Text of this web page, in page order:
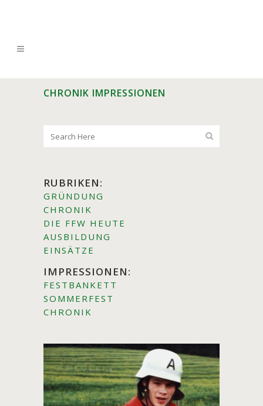
CHRONIK IMPRESSIONEN
RUBRIKEN:
GRÜNDUNG
CHRONIK
DIE FFW HEUTE
AUSBILDUNG
EINSÄTZE
IMPRESSIONEN:
FESTBANKETT
SOMMERFEST
CHRONIK